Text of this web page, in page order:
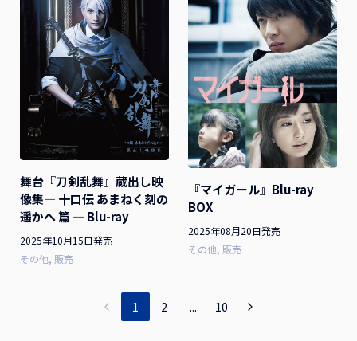
舞台『刀剣乱舞』蔵出し映
像集― 十口伝 あまねく刻の
遥かへ 篇 ― Blu-ray
2025年10月15日発売
その他 販売
『マイガール』Blu-ray
BOX
2025年08月20日発売
その他 販売
1 2 ... 10